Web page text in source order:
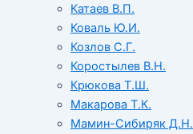
Катаев В.П.
Коваль Ю.И.
Козлов С.Г.
Коростылев В.Н.
Крюкова Т.Ш.
Макарова Т.К.
Мамин-Сибиряк Д.Н.